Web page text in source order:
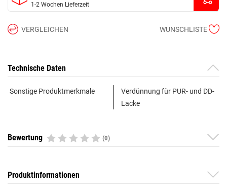
1-2 Wochen Lieferzeit
VERGLEICHEN WUNSCHLISTE
Technische Daten
Sonstige Produktmerkmale
Verdünnung für PUR- und DD-
Lacke
Bewertung (0)
Produktinformationen